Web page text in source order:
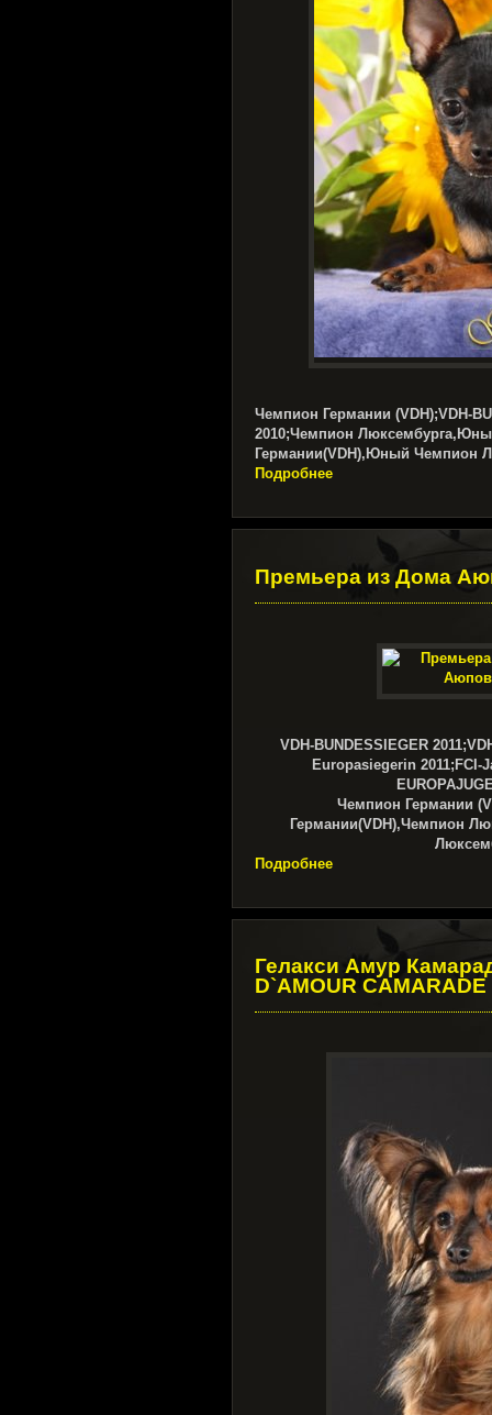
Чемпион Германии (VDH);VDH-
2010;Чемпион
Германии(VDH),Юный Чемпион
Подробнее
Премьера из Дома
VDH-BUNDESSIEGER
Europasiegerin 2011;FCI-
Чемпион Германии
Германии(VDH),Чемпион
Подробнее
Гелакси Амур
D`AMOUR